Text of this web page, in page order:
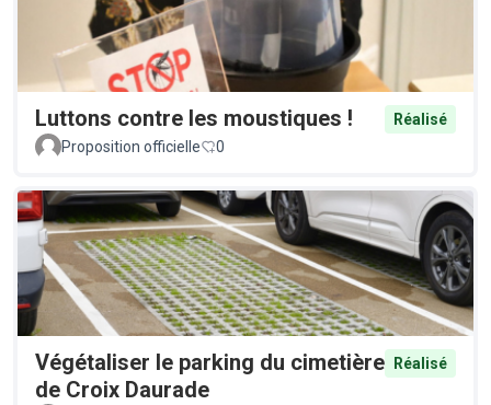
Luttons contre les moustiques !
Réalisé
Proposition officielle
0
Végétaliser le parking du cimetière
de Croix Daurade
Réalisé